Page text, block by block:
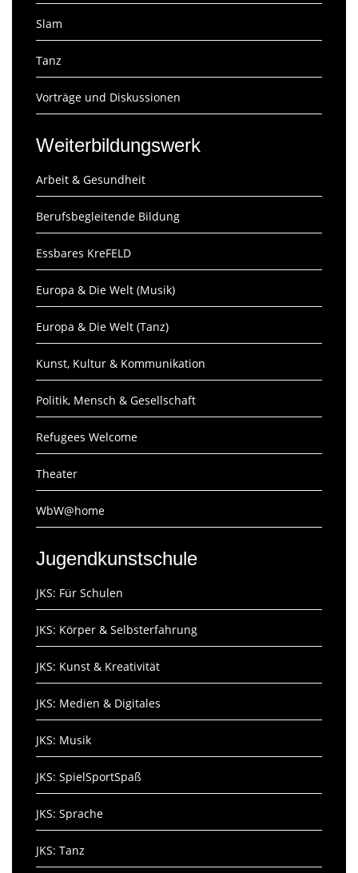
Slam
Tanz
Vorträge und Diskussionen
Weiterbildungswerk
Arbeit & Gesundheit
Berufsbegleitende Bildung
Essbares KreFELD
Europa & Die Welt (Musik)
Europa & Die Welt (Tanz)
Kunst, Kultur & Kommunikation
Politik, Mensch & Gesellschaft
Refugees Welcome
Theater
WbW@home
Jugendkunstschule
JKS: Für Schulen
JKS: Körper & Selbsterfahrung
JKS: Kunst & Kreativität
JKS: Medien & Digitales
JKS: Musik
JKS: SpielSportSpaß
JKS: Sprache
JKS: Tanz